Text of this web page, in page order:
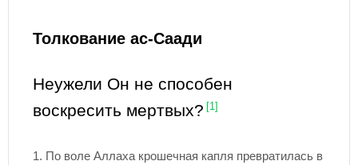
Толкование ас-Саади
Неужели Он не способен
воскресить мертвых?
[1]
1. По воле Аллаха крошечная капля превратилась в